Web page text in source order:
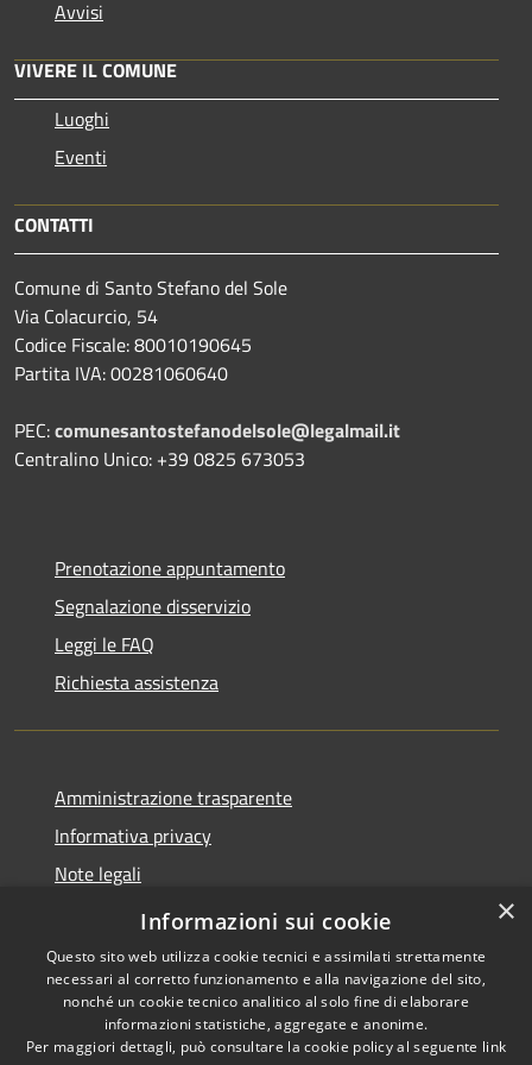
Avvisi
VIVERE IL COMUNE
Luoghi
Eventi
CONTATTI
Comune di Santo Stefano del Sole
Via Colacurcio, 54
Codice Fiscale: 80010190645
Partita IVA: 00281060640
PEC:comunesantostefanodelsole@legalmail.it
Centralino Unico: +39 0825 673053
Prenotazione appuntamento
Segnalazione disservizio
Leggi le FAQ
Richiesta assistenza
Amministrazione trasparente
Informativa privacy
Note legali
Dichiarazione di accessibilità
Copyright © 2026 • Comune di
Santo Stefano del Sole •
×
Informazioni sui cookie
Questo sito web utilizza cookie tecnici e assimilati strettamente
necessari al corretto funzionamento e alla navigazione del sito,
nonché un cookie tecnico analitico al solo fine di elaborare
informazioni statistiche, aggregate e anonime.
Per maggiori dettagli, può consultare la cookie policy al seguente link